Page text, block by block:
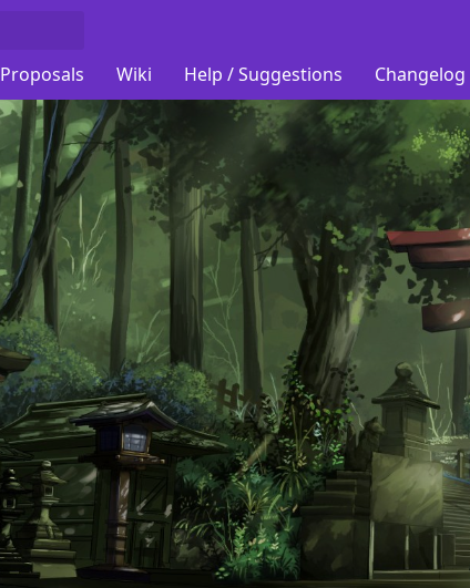
Proposals Wiki Help / Suggestions Changelog